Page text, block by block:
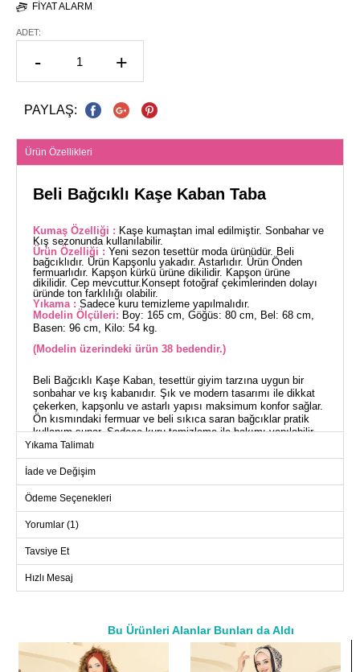
FIYAT ALARM
ADET:
- +
PAYLAŞ:
Ürün Özellikleri
Beli Bağcıklı Kaşe Kaban Taba
Kumaş Özelliği : Kaşe kumaştan imal edilmiştir. Sonbahar ve
Kış sezonunda kullanılabilir.
Ürün Özelliği : Yeni sezon tesettür moda ürünüdür. Beli
bağcıklıdır. Ürün Kapşonlu yakadır. Astarlıdır. Ürün Önden
fermuarlıdır. Kapşon kürkü ürüne dikilidir. Kapşon ürüne
dikilidir. Cep mevcuttur.Konsept fotoğraf çekimlerinden dolayı
üründe ton farklılığı olabilir.
Yıkama : Sadece kuru temizleme yapılmalıdır.
Modelin Ölçüleri: Boy: 165 cm, Göğüs: 80 cm, Bel: 68 cm,
Basen: 96 cm, Kilo: 54 kg.
(Modelin üzerindeki ürün 38 bedendir.)
Beli Bağcıklı Kaşe Kaban, tesettür giyim tarzına uygun bir
sonbahar ve kış kabanıdır. Şık ve modern tasarımı ile dikkat
çekerken, kapşonlu ve astarlı yapısı maksimum konfor sağlar.
Ön kısmındaki fermuar ve beli sıkıca saran bağcıklar pratik
kullanım sunar. Sadece kuru temizleme ile bakımı yapılabilir.
Kapşondaki kürk detayı ise stil sahibi bir görünüm katmaktadır.
38 beden olarak model üzerinde gösterilmekte olup, cepleri de
eşyalarınız için ideal bir saklama alanı sunar.
KABAN BEDEN ÖLÇÜLERİ
(CM)
Beden
42
104
115
116
115
48
120
Yıkama Talimatı
İade ve Değişim
Ödeme Seçenekleri
Yorumlar (1)
Tavsiye Et
Hızlı Mesaj
Bu Ürünleri Alanlar Bunları da Aldı
a>